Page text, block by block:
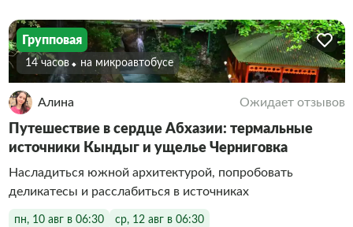
Групповая
14 часов На микроавтобусе
Алина Ожидает отзывов
Путешествие в сердце Абхазии: термальные
источники Кындыг и ущелье Черниговка
Насладиться южной архитектурой, попробовать
деликатесы и расслабиться в источниках
пн, 10 авг в 06:30 ср, 12 авг в 06:30